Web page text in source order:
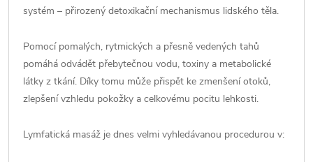
systém – přirozený detoxikační mechanismus lidského těla.
Pomocí pomalých, rytmických a přesně vedených tahů
pomáhá odvádět přebytečnou vodu, toxiny a metabolické
látky z tkání. Díky tomu může přispět ke zmenšení otoků,
zlepšení vzhledu pokožky a celkovému pocitu lehkosti.
Lymfatická masáž je dnes velmi vyhledávanou procedurou v: